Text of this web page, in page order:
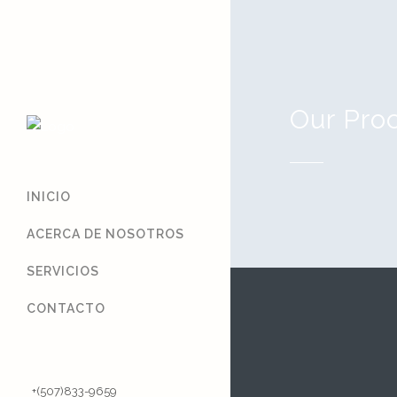
INICIO
ACERCA DE NOSOTROS
SERVICIOS
CONTACTO
+(507)833-9659
Our